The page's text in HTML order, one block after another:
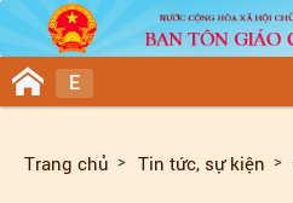
E
Trang chủ Tin tức, sự kiện